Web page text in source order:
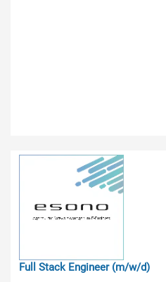
Full Stack Engineer (m/w/d)